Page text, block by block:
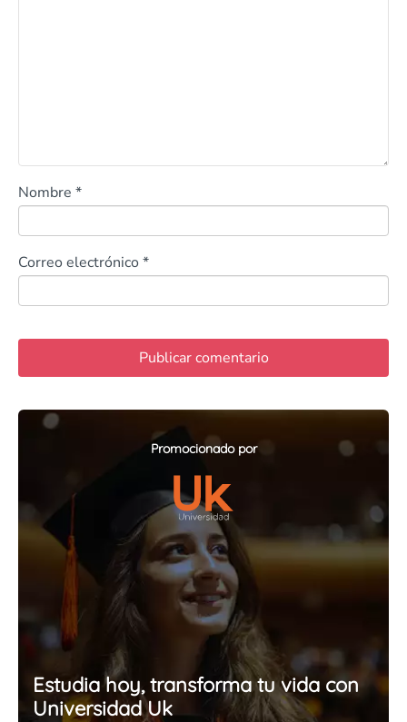
Promocionado por
Estudia hoy, transforma tu vida con
Universidad Uk
Nombre *
Correo electrónico *